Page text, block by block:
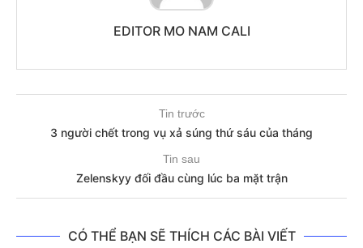
EDITOR MO NAM CALI
Tin trước
3 người chết trong vụ xả súng thứ sáu của tháng
Tin sau
Zelenskyy đối đầu cùng lúc ba mặt trận
CÓ THỂ BẠN SẼ THÍCH CÁC BÀI VIẾT